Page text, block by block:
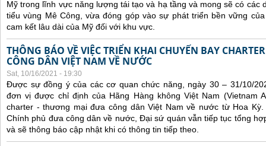
Mỹ trong lĩnh vực năng lượng tái tạo và hạ tầng và mong sẽ có các
tiểu vùng Mê Công, vừa đóng góp vào sự phát triển bền vững
cam kết lâu dài của Mỹ đối với khu vực.
THÔNG BÁO VỀ VIỆC TRIỂN KHAI CHUYẾN BAY
CÔNG DÂN VIỆT NAM VỀ NƯỚC
Sat, 10/16/2021 - 19:30
Được sự đồng ý của các cơ quan chức năng, ngày 30 – 31/10/
đơn vị được chỉ định của Hãng Hàng không Việt Nam (Vietnam
charter - thương mại đưa công dân Việt Nam về nước từ Hoa
Chính phủ đưa công dân về nước, Đại sứ quán vẫn tiếp tục tổng
và sẽ thông báo cập nhật khi có thông tin tiếp theo.